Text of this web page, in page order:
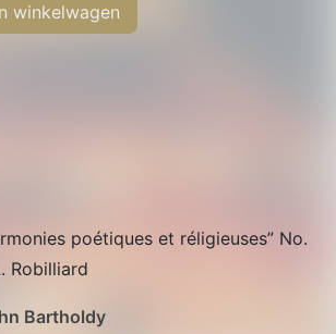
winkelwagen
poétiques et réligieuses” No.
Robilliard
Bartholdy